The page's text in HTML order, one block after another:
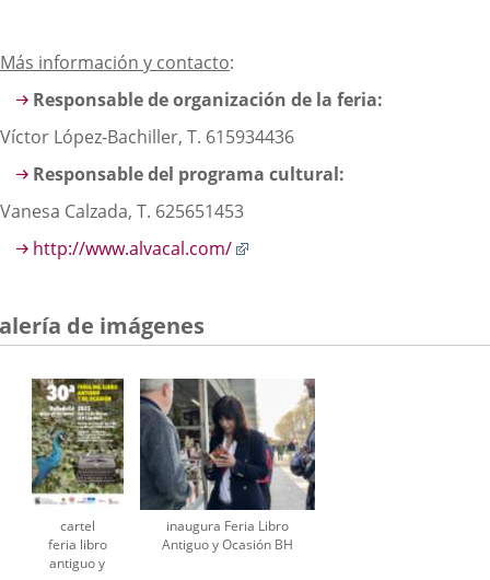
Más información y contacto:
Responsable de organización de la feria:
Víctor López-Bachiller, T. 615934436
Responsable del programa cultural:
Vanesa Calzada, T. 625651453
http://www.alvacal.com/
externa.
de imágenes
cartel
feria libro
antiguo y
inaugura Feria Libro
Antiguo y Ocasión BH